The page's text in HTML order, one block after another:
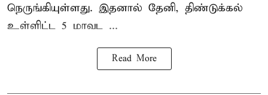
நெருங்கியுள்ளது. இதனால் தேனி, திண்டுக்கல்
உள்ளிட்ட 5 மாவட ...
Read More